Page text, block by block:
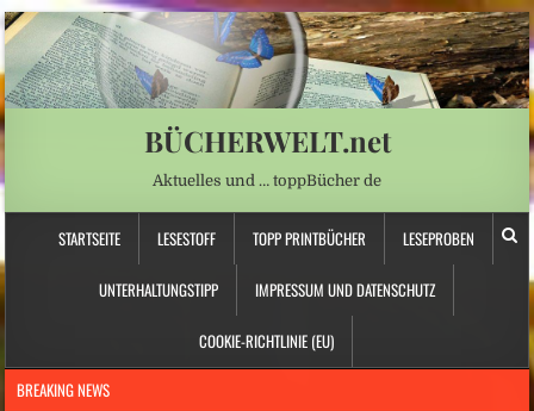
BÜCHERWELT.net
Aktuelles und … toppBücher de
STARTSEITE LESESTOFF TOPP PRINTBÜCHER LESEPROBEN
UNTERHALTUNGSTIPP IMPRESSUM UND DATENSCHUTZ
COOKIE-RICHTLINIE (EU)
BREAKING NEWS